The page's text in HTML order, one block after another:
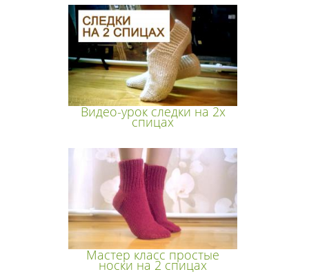
Видео-урок следки на 2х
спицах
Мастер класс простые
носки на 2 спицах